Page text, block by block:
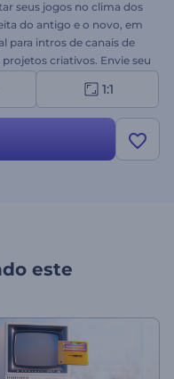
seus jogos no clima dos
do antigo e o novo, em
para intros de canais de
criativos. Envie seu
em vídeo de alta
agora!
1:1
este